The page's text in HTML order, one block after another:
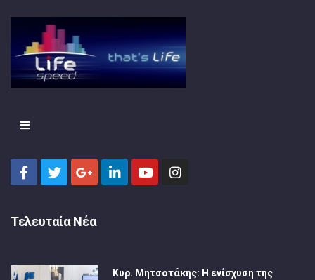
Τελευταία Νέα
Κυρ. Μητσοτάκης: Η ενίσχυση της